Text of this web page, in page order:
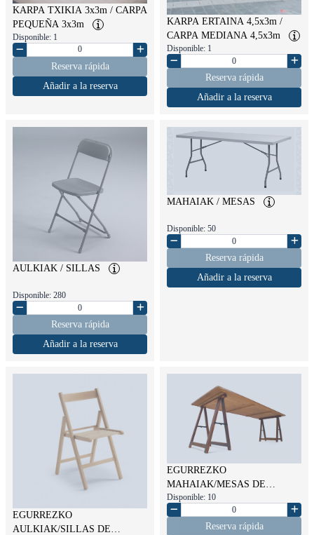
KARPA TXIKIA 3x3m / CARPA
PEQUEÑA 3x3m
Disponible: 1
Reserva rápida
Añadir a la reserva
KARPA ERTAINA 4,5x3m /
CARPA MEDIANA 4,5x3m
Disponible: 1
Reserva rápida
Añadir a la reserva
AULKIAK / SILLAS
Disponible: 280
Reserva rápida
Añadir a la reserva
MAHAIAK / MESAS
Disponible: 50
Reserva rápida
Añadir a la reserva
EGURREZKO
AULKIAK/SILLAS DE
EGURREZKO
MAHAIAK/MESAS DE
MADERA
Disponible: 10
Reserva rápida